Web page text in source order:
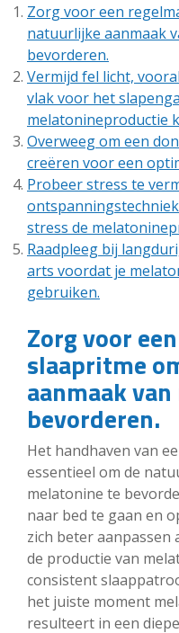
Zorg voor een
natuurlijke aanmaak
bevorderen.
Vermijd fel licht,
vlak voor het
melatonineproductie
Overweeg om een
creëren voor een
Probeer stress te
stress de
Raadpleeg bij
arts voordat je
gebruiken.
Zorg voor
slaapritme
aanmaak
bevorderen.
Het handhaven van
essentieel om de
melatonine te
naar bed te gaan en
zich beter aanpassen
de productie van
consistent
het juiste moment
resulteert in een